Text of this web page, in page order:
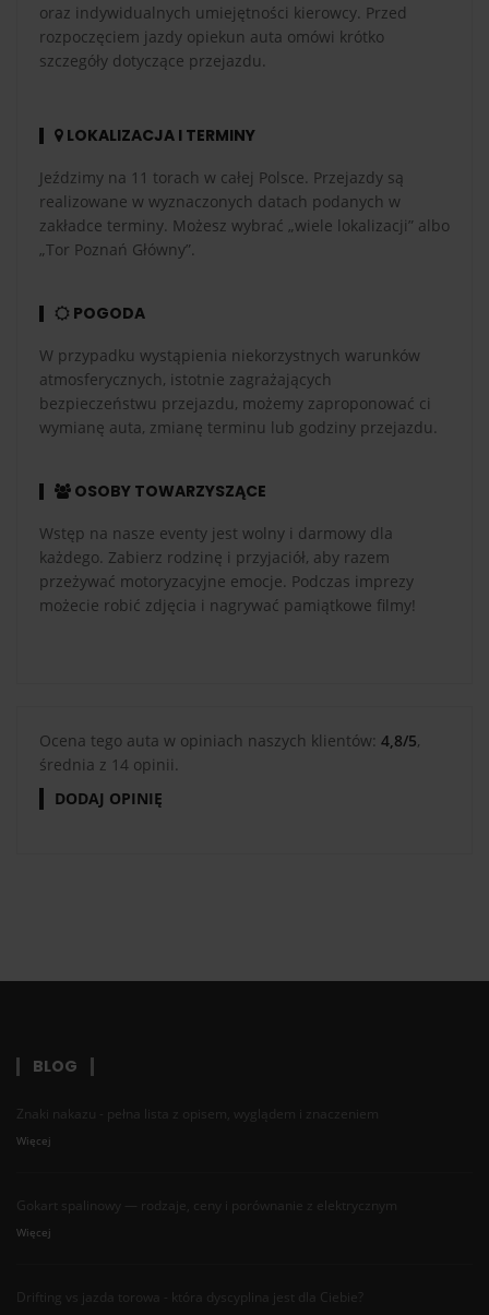
oraz indywidualnych umiejętności kierowcy. Przed
rozpoczęciem jazdy opiekun auta omówi krótko
szczegóły dotyczące przejazdu.
LOKALIZACJA I TERMINY
Jeździmy na 11 torach w całej Polsce. Przejazdy są
realizowane w wyznaczonych datach podanych w
zakładce terminy. Możesz wybrać „wiele lokalizacji” albo
„Tor Poznań Główny”.
POGODA
W przypadku wystąpienia niekorzystnych warunków
atmosferycznych, istotnie zagrażających
bezpieczeństwu przejazdu, możemy zaproponować ci
wymianę auta, zmianę terminu lub godziny przejazdu.
OSOBY TOWARZYSZĄCE
Wstęp na nasze eventy jest wolny i darmowy dla
każdego. Zabierz rodzinę i przyjaciół, aby razem
przeżywać motoryzacyjne emocje. Podczas imprezy
możecie robić zdjęcia i nagrywać pamiątkowe filmy!
Ocena tego auta w opiniach naszych klientów: 4,8/5,
średnia z 14 opinii.
DODAJ OPINIĘ
BLOG
Znaki nakazu - pełna lista z opisem, wyglądem i znaczeniem
Więcej
Gokart spalinowy — rodzaje, ceny i porównanie z elektrycznym
Więcej
Drifting vs jazda torowa - która dyscyplina jest dla Ciebie?